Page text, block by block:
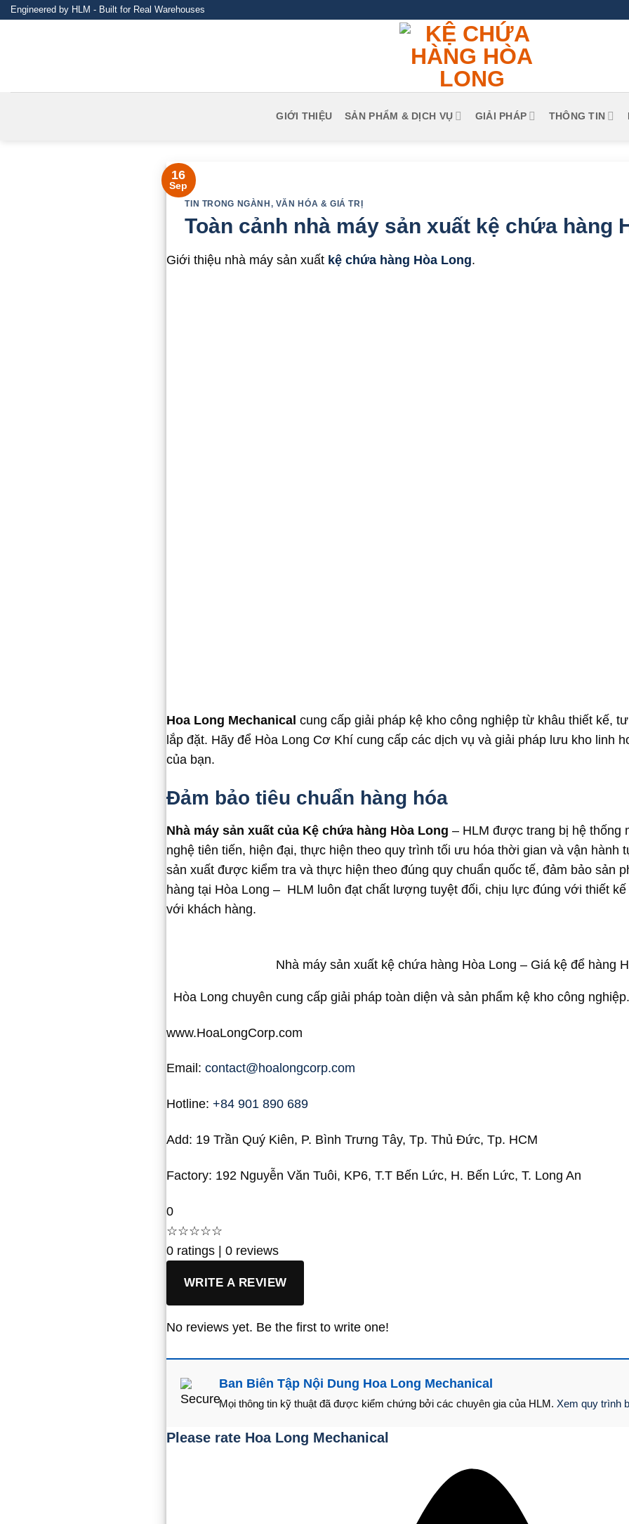
SkipEngineered by HLM - Built for Real Warehouses
GIỚI THIỆU SẢN PHẨM & DỊCH VỤ GIẢI PHÁP THÔNG TIN
16
Sep
TIN TRONG NGÀNH , VĂN HÓA & GIÁ TRỊ
Toàn cảnh nhà máy sản xuất kệ chứa hàng
Giới thiệu nhà máy sản xuất kệ chứa hàng Hòa Long.
Hoa Long Mechanical cung cấp giải pháp kệ kho công nghiệp từ khâu thiết kế,
lắp đặt. Hãy để Hòa Long Cơ Khí cung cấp các dịch vụ và giải pháp lưu kho linh
của bạn.
Đảm bảo tiêu chuẩn hàng hóa
Nhà máy sản xuất của Kệ chứa hàng Hòa Long – HLM được trang bị hệ thống
nghệ tiên tiến, hiện đại, thực hiện theo quy trình tối ưu hóa thời gian và vận hành
sản xuất được kiểm tra và thực hiện theo đúng quy chuẩn quốc tế, đảm bảo sản
hàng tại Hòa Long – HLM luôn đạt chất lượng tuyệt đối, chịu lực đúng với thiết
với khách hàng.
Nhà máy sản xuất kệ chứa hàng Hòa Long – Giá kệ để hàng
Hòa Long chuyên cung cấp giải pháp toàn diện và sản phẩm kệ kho công nghiệp.
www.HoaLongCorp.com
Email: contact@hoalongcorp.com
Hotline: +84 901 890 689
Add: 19 Trần Quý Kiên, P. Bình Trưng Tây, Tp. Thủ Đức, Tp. HCM
Factory: 192 Nguyễn Văn Tuôi, KP6, T.T Bến Lức, H. Bến Lức, T. Long An
0
☆☆☆☆☆
0 ratings | 0 reviews
WRITE A REVIEW
No reviews yet. Be the first to write one!
Ban Biên Tập Nội Dung Hoa Long Mechanical
Mọi thông tin kỹ thuật đã được kiểm chứng bởi các chuyên gia của HLM. Xem quy trình
Please rate Hoa Long Mechanical